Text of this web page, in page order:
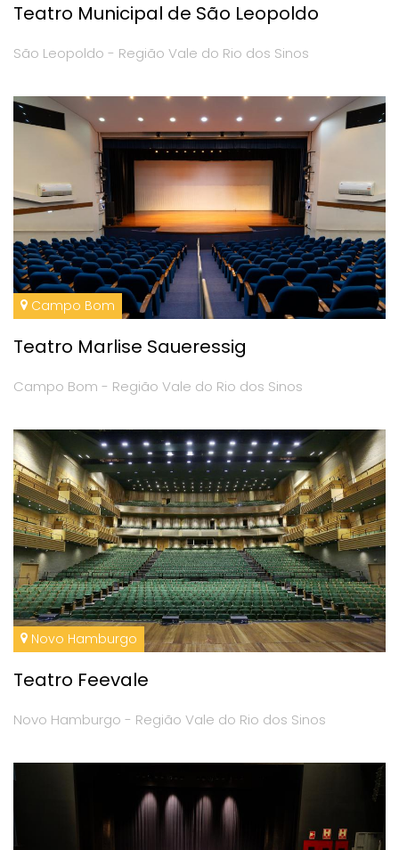
Teatro Municipal de São Leopoldo
São Leopoldo - Região Vale do Rio dos Sinos
Campo Bom
Teatro Marlise Saueressig
Campo Bom - Região Vale do Rio dos Sinos
Novo Hamburgo
Teatro Feevale
Novo Hamburgo - Região Vale do Rio dos Sinos